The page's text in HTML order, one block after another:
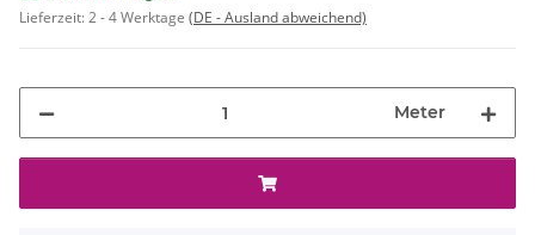
Lieferzeit:2 - 4 Werktage (DE - Ausland abweichend)
Meter